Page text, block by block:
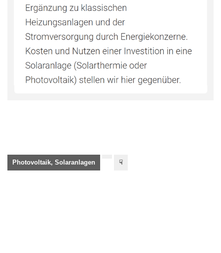
Photovoltaik, Solaranlagen ☟